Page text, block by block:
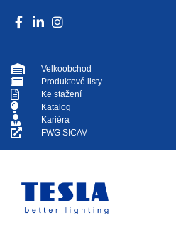
Velkoobchod
Produktové listy
Ke stažení
Katalog
Kariéra
FWG SICAV